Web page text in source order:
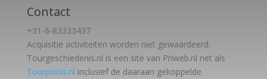
Contact
+31-6-83333437
Acquisitie activiteiten worden niet gewaardeerd.
Tourgeschiedenis.nl is een site van Priweb.nl net als
Tourpools.nl inclusief de daaraan gekoppelde